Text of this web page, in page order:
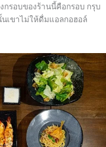
กรอบของร้านนี้คือกรอบ กรุบ
นเขาไม่ให้ดื่มแอลกอฮอล์